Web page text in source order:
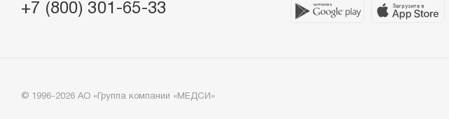
+7 (800) 301-65-33
© 1996-2026 АО «Группа компании «МЕДСИ»